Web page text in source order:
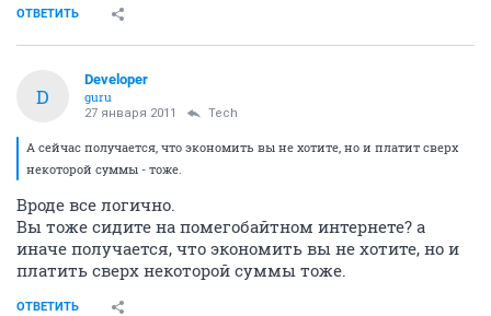
ОТВЕТИТЬ
D
Developer
guru
27 января 2011 Tech
А сейчас получается, что экономить вы не хотите, но и платит сверх
некоторой суммы - тоже.
Вроде все логично.
Вы тоже сидите на помегобайтном интернете? а
иначе получается, что экономить вы не хотите, но и
платить сверх некоторой суммы тоже.
ОТВЕТИТЬ